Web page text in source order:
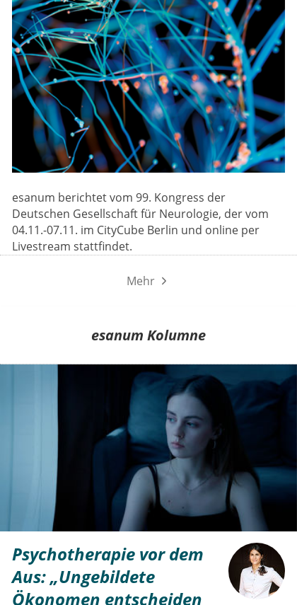
esanum berichtet vom 99. Kongress der
Deutschen Gesellschaft für Neurologie, der vom
04.11.-07.11. im CityCube Berlin und online per
Livestream stattfindet.
Mehr
esanum Kolumne
Psychotherapie vor dem
Aus: „Ungebildete
Ökonomen entscheiden